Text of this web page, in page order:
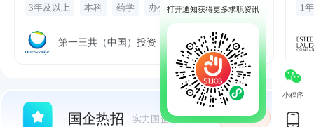
3年及以上 本科 药学 办公软件
数据分析
市场活动
分析
第一三共（中国）投资
1年
加
国企热招 实力国企,福利丰厚 关注
小程序
打开通知获得更多求职资讯